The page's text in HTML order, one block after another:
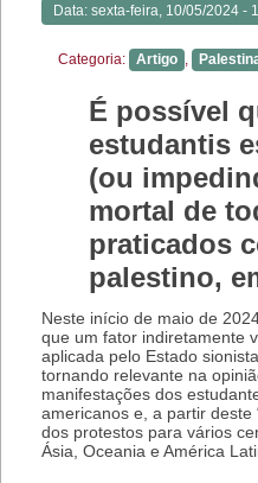
Data: sexta-feira, 10/05/2024 -
Categoria: Artigo
É possível
estudantis
(ou
mortal de
praticados
palestino,
Neste início de maio de
que um fator indiretamente
aplicada pelo Estado
tornando relevante na
manifestações dos
americanos e, a partir deste
dos protestos para vários
Ásia, Oceania e América